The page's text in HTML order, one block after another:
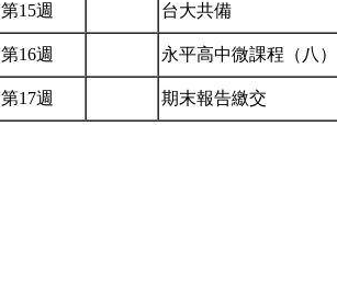
第15週 台大共備
第16週 永平高中微課程（八
第17週 期末報告繳交